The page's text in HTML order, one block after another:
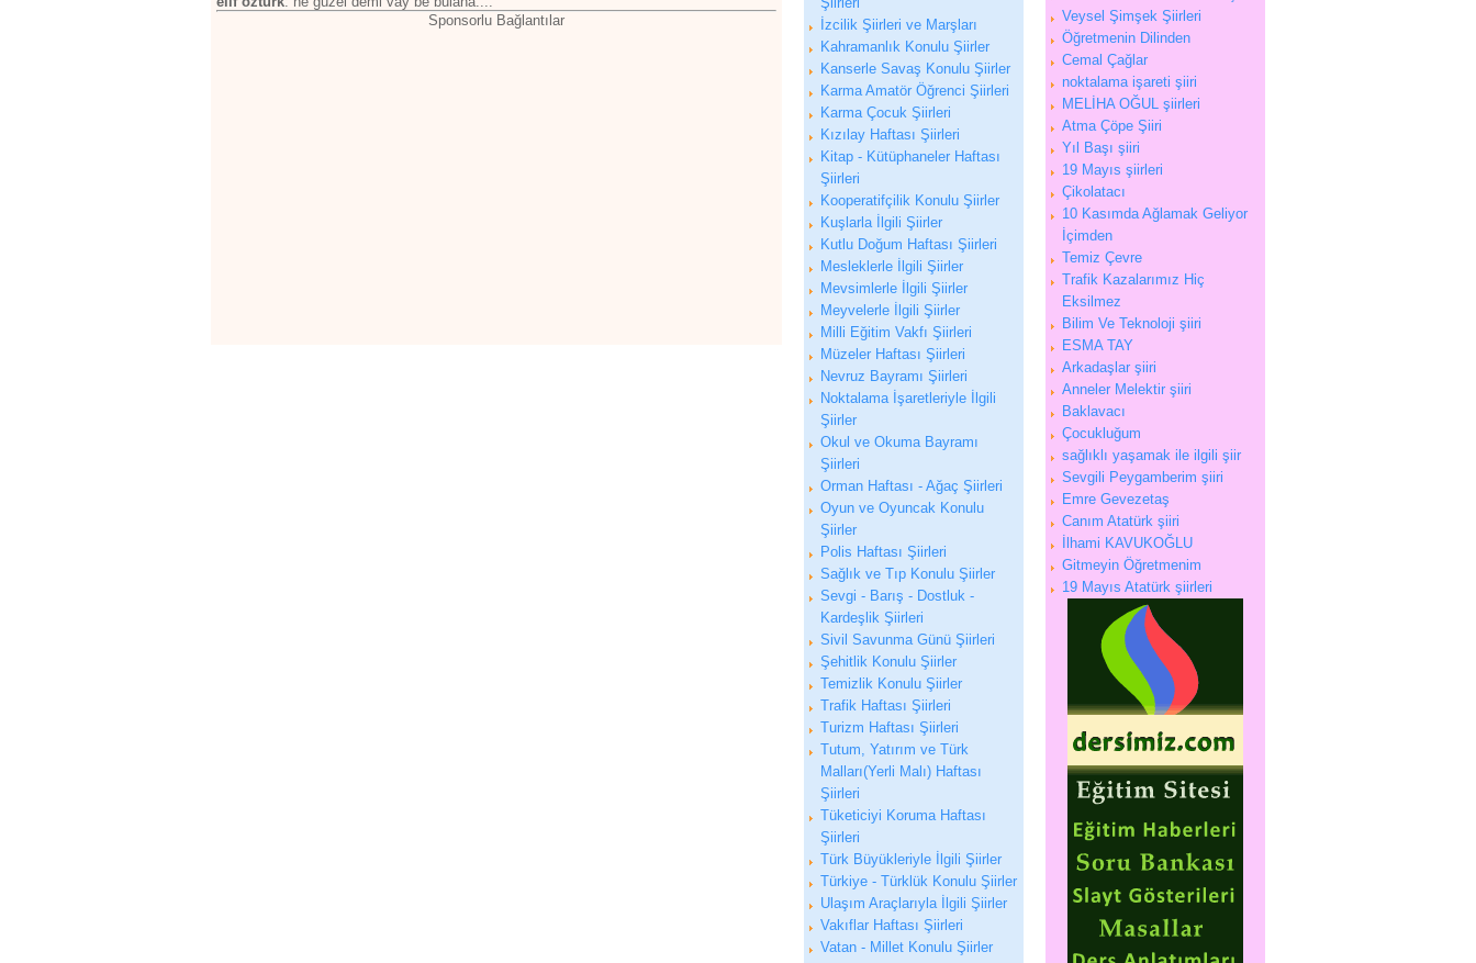
Sponsorlu Bağlantılar
İzcilik Şiirleri ve Marşları
Kahramanlık Konulu Şiirler
Kanserle Savaş Konulu Şiirler
Karma Amatör Öğrenci Şiirleri
Karma Çocuk Şiirleri
Kızılay Haftası Şiirleri
Kitap - Kütüphaneler Haftası
Şiirleri
Kooperatifçilik Konulu Şiirler
Kuşlarla İlgili Şiirler
Kutlu Doğum Haftası Şiirleri
Mesleklerle İlgili Şiirler
Mevsimlerle İlgili Şiirler
Meyvelerle İlgili Şiirler
Milli Eğitim Vakfı Şiirleri
Müzeler Haftası Şiirleri
Nevruz Bayramı Şiirleri
Noktalama İşaretleriyle İlgili
Şiirler
Okul ve Okuma Bayramı
Şiirleri
Orman Haftası - Ağaç Şiirleri
Oyun ve Oyuncak Konulu
Şiirler
Polis Haftası Şiirleri
Sağlık ve Tıp Konulu Şiirler
Sevgi - Barış - Dostluk -
Kardeşlik Şiirleri
Sivil Savunma Günü Şiirleri
Şehitlik Konulu Şiirler
Temizlik Konulu Şiirler
Trafik Haftası Şiirleri
Turizm Haftası Şiirleri
Tutum, Yatırım ve Türk
Malları(Yerli Malı) Haftası
Şiirleri
Tüketiciyi Koruma Haftası
Şiirleri
Türk Büyükleriyle İlgili Şiirler
Türkiye - Türklük Konulu Şiirler
Ulaşım Araçlarıyla İlgili Şiirler
Vakıflar Haftası Şiirleri
Vatan - Millet Konulu Şiirler
Veysel Şimşek Şiirleri
Öğretmenin Dilinden
Cemal Çağlar
noktalama işareti şiiri
MELİHA OĞUL şiirleri
Atma Çöpe Şiiri
Yıl Başı şiiri
19 Mayıs şiirleri
Çikolatacı
10 Kasımda Ağlamak Geliyor
İçimden
Temiz Çevre
Trafik Kazalarımız Hiç
Eksilmez
Bilim Ve Teknoloji şiiri
ESMA TAY
Arkadaşlar şiiri
Anneler Melektir şiiri
Baklavacı
Çocukluğum
sağlıklı yaşamak ile ilgili şiir
Sevgili Peygamberim şiiri
Emre Gevezetaş
Canım Atatürk şiiri
İlhami KAVUKOĞLU
Gitmeyin Öğretmenim
19 Mayıs Atatürk şiirleri